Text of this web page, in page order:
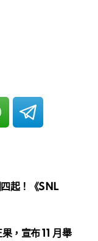
起！《SNL
，宣布 11 月舉